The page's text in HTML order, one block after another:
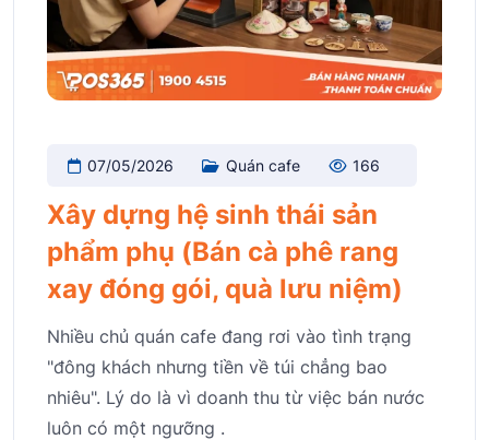
07/05/2026 Quán cafe 166
Xây dựng hệ sinh thái sản
phẩm phụ (Bán cà phê rang
xay đóng gói, quà lưu niệm)
Nhiều chủ quán cafe đang rơi vào tình trạng
"đông khách nhưng tiền về túi chẳng bao
nhiêu". Lý do là vì doanh thu từ việc bán nước
luôn có một ngưỡng .